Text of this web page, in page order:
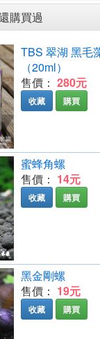
購買過
TBS 翠湖 黑毛
（20ml）
售價： 280元
收藏 購買
蜜蜂角螺
售價： 14元
收藏 購買
黑金剛螺
售價： 19元
收藏 購買